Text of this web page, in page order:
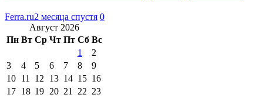
Ferra.ru2 месяца спустя 0
Август 2026
Пн Вт Ср Чт Пт Сб Вс
1
2
3
4 5 6 7 8
9
10 11 12 13 14 15 16
17 18 19 20 21 22 23